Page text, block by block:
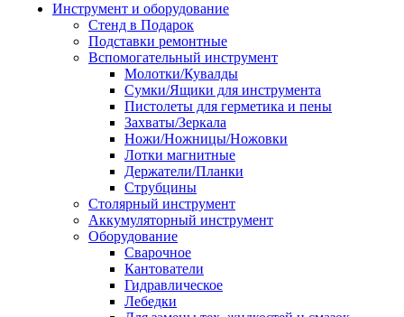
Инструмент и оборудование
Стенд в Подарок
Подставки ремонтные
Вспомогательный инструмент
Молотки/Кувалды
Сумки/Ящики для инструмента
Пистолеты для герметика и пены
Захваты/Зеркала
Ножи/Ножницы/Ножовки
Лотки магнитные
Держатели/Планки
Струбцины
Столярный инструмент
Аккумуляторный инструмент
Оборудование
Сварочное
Кантователи
Гидравлическое
Лебедки